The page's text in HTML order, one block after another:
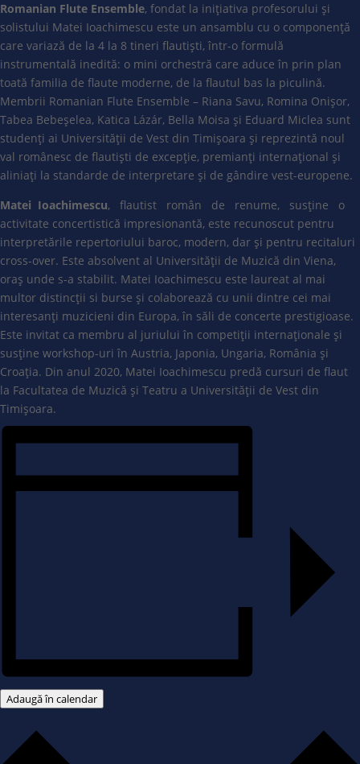
Romanian Flute Ensemble, fondat la inițiativa profesorului și
solistului Matei Ioachimescu este un ansamblu cu o componență
care variază de la 4 la 8 tineri flautiști, într-o formulă
instrumentală inedită: o mini orchestră care aduce în prin plan
toată familia de flaute moderne, de la flautul bas la piculină.
Membrii Romanian Flute Ensemble – Riana Savu, Romina Onișor,
Tabea Bebeșelea, Katica Lázár, Bella Moisa și Eduard Miclea sunt
studenți ai Universității de Vest din Timișoara și reprezintă noul
val românesc de flautiști de excepție, premianți internațional și
aliniați la standarde de interpretare și de gândire vest-europene.
Matei Ioachimescu, flautist român de renume, susține o
activitate concertistică impresionantă, este recunoscut pentru
interpretările repertoriului baroc, modern, dar și pentru recitaluri
cross-over. Este absolvent al Universității de Muzică din Viena,
oraș unde s-a stabilit. Matei Ioachimescu este laureat al mai
multor distincții si burse și colaborează cu unii dintre cei mai
interesanți muzicieni din Europa, în săli de concerte prestigioase.
Este invitat ca membru al juriului în competiții internaționale și
susține workshop-uri în Austria, Japonia, Ungaria, România și
Croația. Din anul 2020, Matei Ioachimescu predă cursuri de flaut
la Facultatea de Muzică și Teatru a Universității de Vest din
Timișoara.
Adaugă în calendar